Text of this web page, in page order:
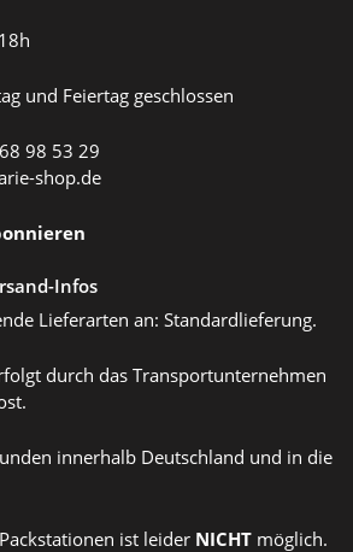
und Feiertag geschlossen
98 53 29
shop.de
Infos
Lieferarten an: Standardlieferung.
durch das Transportunternehmen
innerhalb Deutschland und in die
ist leider NICHT möglich.